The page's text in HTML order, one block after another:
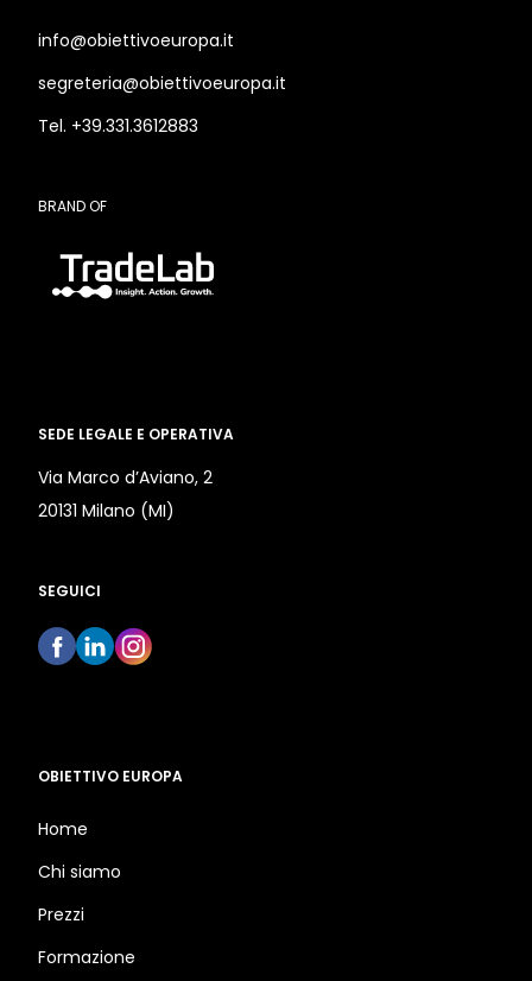
info@obiettivoeuropa.it
segreteria@obiettivoeuropa.it
Tel. +39.331.3612883
BRAND OF
SEDE LEGALE E OPERATIVA
Via Marco d’Aviano, 2
20131 Milano (MI)
SEGUICI
OBIETTIVO EUROPA
Home
Chi siamo
Prezzi
Formazione